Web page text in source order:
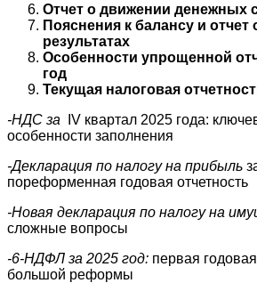
Отчет о движении денежных
Пояснения к балансу и
результатах
Особенности упрощенной
год
Текущая налоговая
-НДС за
IV квартал 2025 года:
особенности заполнения
-Декларация по налогу на прибыль
пореформенная годовая отчетность
-Новая декларация по налогу на
сложные вопросы
-6-НДФЛ за 2025 год: первая
большой реформы